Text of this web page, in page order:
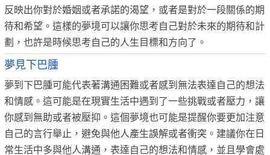
反映出你對於婚姻或者承諾的渴望，或者是對於一段關係的期
待和希望。這樣的夢境可以讓你思考自己對於未來的期待和計
劃，也許是時候思考自己的人生目標和方向了。
夢見下巴腫
夢到下巴腫可能代表著溝通困難或者感到無法表達自己的想法
和情感。這可能是在現實生活中遇到了一些挑戰或者壓力，讓
你感到無助或者被壓抑。這個夢境也可能是提醒你要更加注意
自己的言行舉止，避免與他人產生誤解或者衝突。建議你在日
常生活中多與他人溝通，表達自己的想法和情感，並且學會處